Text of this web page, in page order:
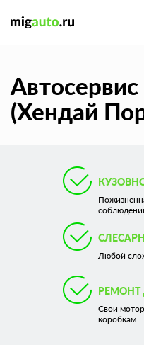
(Хендай
Любой
РЕМОНТ
Свои
коробкам